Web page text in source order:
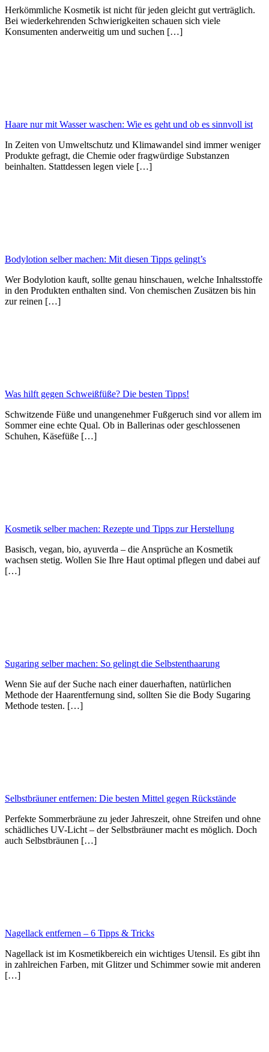
Herkömmliche Kosmetik ist nicht für jeden gleicht gut verträglich.
Bei wiederkehrenden Schwierigkeiten schauen sich viele
Konsumenten anderweitig um und suchen […]
Haare nur mit Wasser waschen: Wie es geht und ob es sinnvoll ist
In Zeiten von Umweltschutz und Klimawandel sind immer weniger
Produkte gefragt, die Chemie oder fragwürdige Substanzen
beinhalten. Stattdessen legen viele […]
Bodylotion selber machen: Mit diesen Tipps gelingt’s
Wer Bodylotion kauft, sollte genau hinschauen, welche Inhaltsstoffe
in den Produkten enthalten sind. Von chemischen Zusätzen bis hin
zur reinen […]
Was hilft gegen Schweißfüße? Die besten Tipps!
Schwitzende Füße und unangenehmer Fußgeruch sind vor allem im
Sommer eine echte Qual. Ob in Ballerinas oder geschlossenen
Schuhen, Käsefüße […]
Kosmetik selber machen: Rezepte und Tipps zur Herstellung
Basisch, vegan, bio, ayuverda – die Ansprüche an Kosmetik
wachsen stetig. Wollen Sie Ihre Haut optimal pflegen und dabei auf
[…]
Sugaring selber machen: So gelingt die Selbstenthaarung
Wenn Sie auf der Suche nach einer dauerhaften, natürlichen
Methode der Haarentfernung sind, sollten Sie die Body Sugaring
Methode testen. […]
Selbstbräuner entfernen: Die besten Mittel gegen Rückstände
Perfekte Sommerbräune zu jeder Jahreszeit, ohne Streifen und ohne
schädliches UV-Licht – der Selbstbräuner macht es möglich. Doch
auch Selbstbräunen […]
Nagellack entfernen – 6 Tipps & Tricks
Nagellack ist im Kosmetikbereich ein wichtiges Utensil. Es gibt ihn
in zahlreichen Farben, mit Glitzer und Schimmer sowie mit anderen
[…]